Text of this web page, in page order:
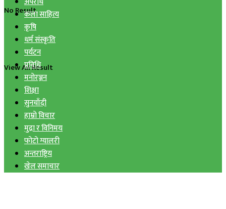
No Result
View All Result
कला साहित्य
कृषि
धर्म संस्कृति
पर्यटन
प्रविधि
मनोरञ्जन
शिक्षा
सुनचाँदी
हाम्रो विचार
मुद्रा र विनिमय
फोटो ग्यालरी
अन्तराष्ट्रिय
खेल समाचार